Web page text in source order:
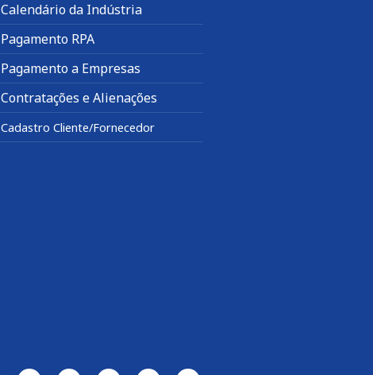
Calendário da Indústria
Pagamento RPA
Pagamento a Empresas
Contratações e Alienações
Cadastro Cliente/Fornecedor